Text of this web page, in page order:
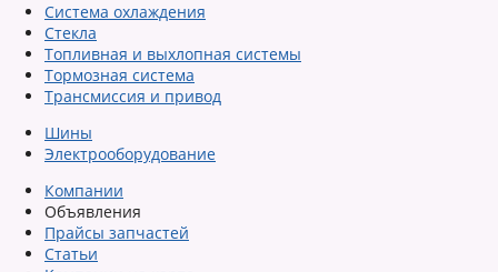
Система охлаждения
Стекла
Топливная и выхлопная системы
Тормозная система
Трансмиссия и привод
Шины
Электрооборудование
Компании
Объявления
Прайсы запчастей
Статьи